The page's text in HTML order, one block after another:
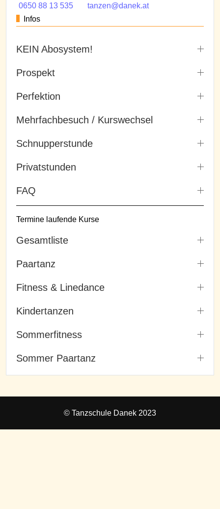
0650 88 13 535
tanzen@danek.at
Infos
KEIN Abosystem!
Prospekt
Perfektion
Mehrfachbesuch / Kurswechsel
Schnupperstunde
Privatstunden
FAQ
Termine laufende Kurse
Gesamtliste
Paartanz
Fitness & Linedance
Kindertanzen
Sommerfitness
Sommer Paartanz
© Tanzschule Danek 2023